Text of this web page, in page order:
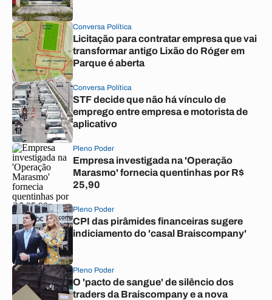
Conversa Política
Licitação para contratar empresa que vai
transformar antigo Lixão do Róger em
Parque é aberta
Conversa Política
STF decide que não há vínculo de
emprego entre empresa e motorista de
aplicativo
Pleno Poder
Empresa investigada na 'Operação
Marasmo' fornecia quentinhas por R$
25,90
Pleno Poder
CPI das pirâmides financeiras sugere
indiciamento do 'casal Braiscompany'
Pleno Poder
O 'pacto de sangue' de silêncio dos
traders da Braiscompany e a nova